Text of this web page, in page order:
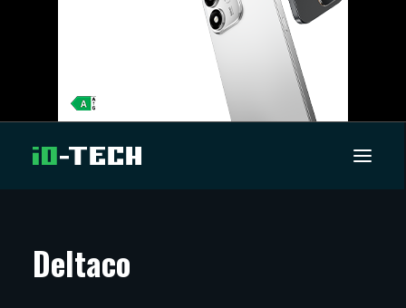
ARTIKKELIT
Deltaco